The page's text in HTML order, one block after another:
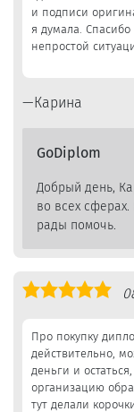
и подписи
я думала.
непростой
Карина
GoDiplom
Добрый день,
во всех
рады помочь.
Оценка
Про покупку
действительно,
деньги и
организацию
тут делали